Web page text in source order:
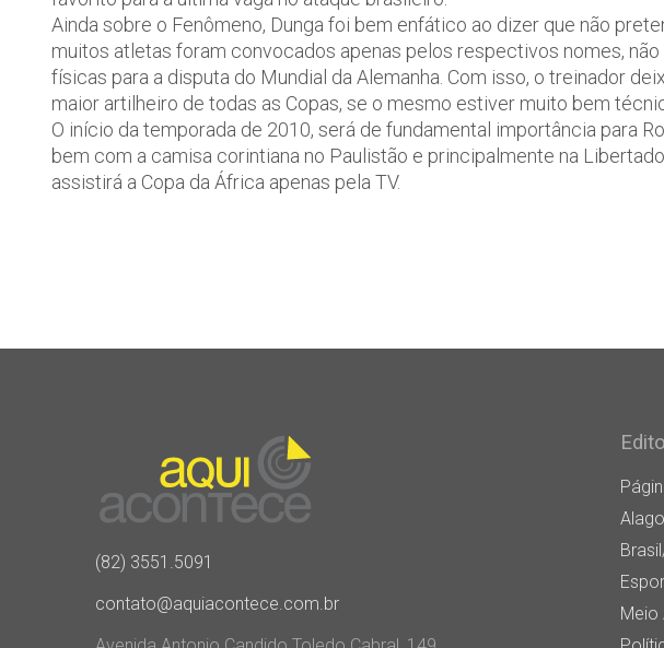
Ainda sobre o Fenômeno, Dunga foi bem enfático ao dizer que não
muitos atletas foram convocados apenas pelos respectivos nomes,
físicas para a disputa do Mundial da Alemanha. Com isso, o treinador
maior artilheiro de todas as Copas, se o mesmo estiver muito bem
O início da temporada de 2010, será de fundamental importância para
bem com a camisa corintiana no Paulistão e principalmente na
assistirá a Copa da África apenas pela TV.
(82) 3551.5091
contato@aquiacontece.com.br
Meio